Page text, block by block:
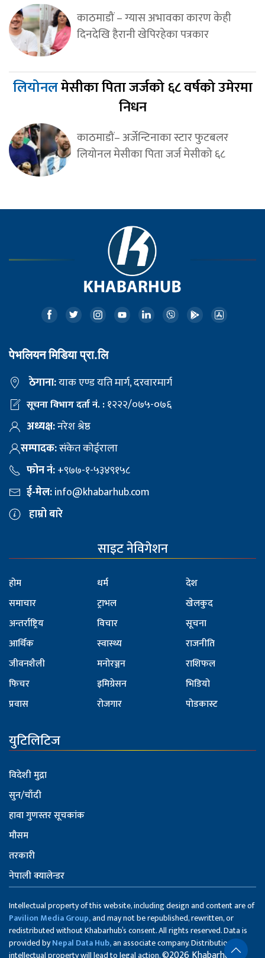
काठमाडौं – ग्यास अभावका कारण केही
दिनदेखि हैरानी खेपिरहेका पत्रकार
लियोनलमेसीका पिता जर्जको ६८ वर्षको उमेरमा
निधन
काठमाडौं– अर्जेन्टिनाका स्टार फुटबलर
लियोनल मेसीका पिता जर्ज मेसीको ६८
पेभलियन मिडिया प्रा.लि
ठेगाना:याक एण्ड यति मार्ग, दरवारमार्ग
सूचना विभाग दर्ता नं. :१२२२/०७५-०७६
अध्यक्ष:नरेश श्रेष्ठ
सम्पादक:संकेत कोईराला
फोन नं:+९७७-१-५३४९१५८
ई-मेल:info@khabarhub.com
हाम्रो बारे
साइट नेविगेशन
होम
समाचार
अन्तर्राष्ट्रिय
आर्थिक
जीवनशैली
फिचर
प्रवास
धर्म
ट्राभल
विचार
स्वास्थ्य
मनोरञ्जन
इमिग्रेसन
रोजगार
देश
खेलकुद
सूचना
राजनीति
राशिफल
भिडियो
पोडकास्ट
युटिलिटिज
विदेशी मुद्रा
सुन/चाँदी
हावा गुणस्तर सूचकांक
मौसम
तरकारी
नेपाली क्यालेन्डर
Intellectual property of this website, including design and content are of
Pavilion Media Group,and may not be republished, rewritten, or
redistributed without Khabarhub’s consent. All rights reserved. Data is
provided byNepal Data Hub,an associate company. Distribution of
intellectual property will lead to legal action.